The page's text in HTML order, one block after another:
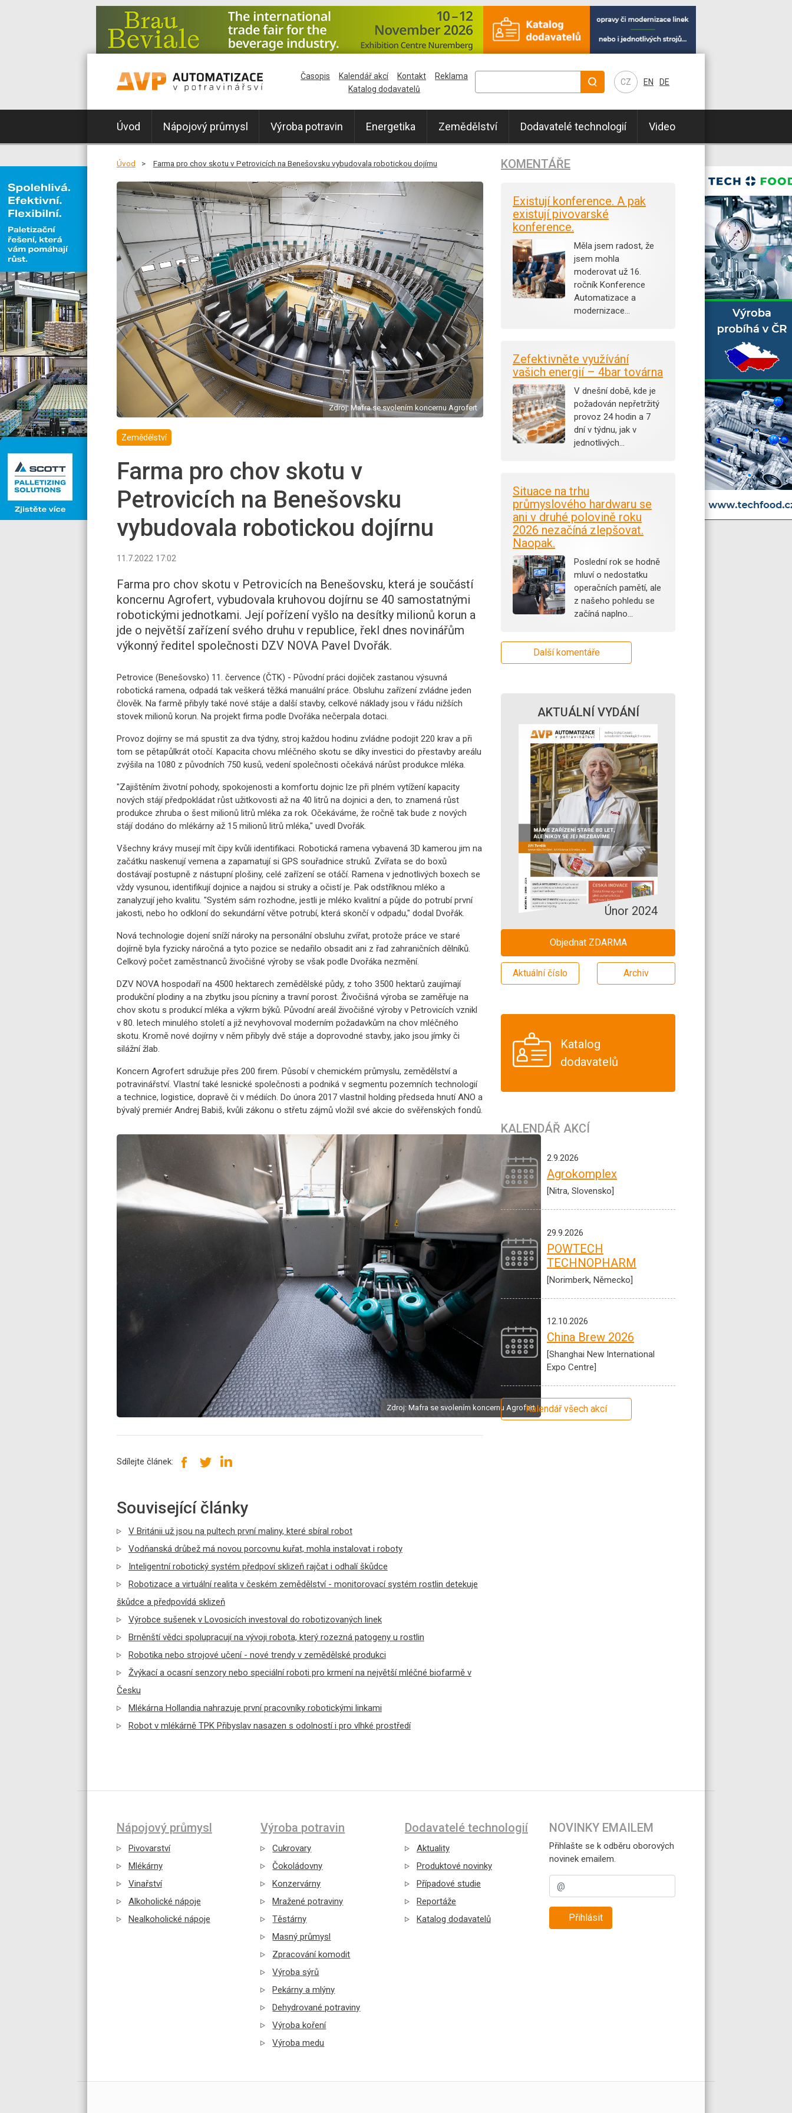
CZ EN DE
Úvod Nápojový průmysl Výroba potravin Energetika Zemědělství Dodavatelé technologií Video
Časopis Kalendář akcí Kontakt
Reklama
Katalog dodavatelů
Úvod Farma pro chov skotu v Petrovicích na Benešovsku vybudovala robotickou dojírnu
Zdroj: Mafra se svolením koncernu Agrofert
Zemědělství
Farma pro chov skotu v
Petrovicích na Benešovsku
vybudovala robotickou dojírnu
11.7.2022 17:02
Farma pro chov skotu v Petrovicích na Benešovsku, která je součástí
koncernu Agrofert, vybudovala kruhovou dojírnu se 40 samostatnými
robotickými jednotkami. Její pořízení vyšlo na desítky milionů korun a
jde o největší zařízení svého druhu v republice, řekl dnes novinářům
výkonný ředitel společnosti DZV NOVA Pavel Dvořák.
Petrovice (Benešovsko) 11. července (ČTK) - Původní práci dojiček zastanou výsuvná
robotická ramena, odpadá tak veškerá těžká manuální práce. Obsluhu zařízení zvládne jeden
člověk. Na farmě přibyly také nové stáje a další stavby, celkové náklady jsou v řádu nižších
stovek milionů korun. Na projekt firma podle Dvořáka nečerpala dotaci.
Provoz dojírny se má spustit za dva týdny, stroj každou hodinu zvládne podojit 220 krav a při
tom se pětapůlkrát otočí. Kapacita chovu mléčného skotu se díky investici do přestavby areálu
zvýšila na 1080 z původních 750 kusů, vedení společnosti očekává nárůst produkce mléka.
"Zajištěním životní pohody, spokojenosti a komfortu dojnic lze při plném vytížení kapacity
nových stájí předpokládat růst užitkovosti až na 40 litrů na dojnici a den, to znamená růst
produkce zhruba o šest milionů litrů mléka za rok. Očekáváme, že ročně tak bude z nových
stájí dodáno do mlékárny až 15 milionů litrů mléka," uvedl Dvořák.
Všechny krávy musejí mít čipy kvůli identifikaci. Robotická ramena vybavená 3D kamerou jim na
začátku naskenují vemena a zapamatují si GPS souřadnice struků. Zvířata se do boxů
dostávají postupně z nástupní plošiny, celé zařízení se otáčí. Ramena v jednotlivých boxech se
vždy vysunou, identifikují dojnice a najdou si struky a očistí je. Pak odstříknou mléko a
zanalyzují jeho kvalitu. "Systém sám rozhodne, jestli je mléko kvalitní a půjde do potrubí první
jakosti, nebo ho odkloní do sekundární větve potrubí, která skončí v odpadu," dodal Dvořák.
Nová technologie dojení sníží nároky na personální obsluhu zvířat, protože práce ve staré
dojírně byla fyzicky náročná a tyto pozice se nedařilo obsadit ani z řad zahraničních dělníků.
Celkový počet zaměstnanců živočišné výroby se však podle Dvořáka nezmění.
DZV NOVA hospodaří na 4500 hektarech zemědělské půdy, z toho 3500 hektarů zaujímají
produkční plodiny a na zbytku jsou pícniny a travní porost. Živočišná výroba se zaměřuje na
chov skotu s produkcí mléka a výkrm býků. Původní areál živočišné výroby v Petrovicích vznikl
v 80. letech minulého století a již nevyhovoval moderním požadavkům na chov mléčného
skotu. Kromě nové dojírny v něm přibyly dvě stáje a doprovodné stavby, jako jsou jímky či
silážní žlab.
Koncern Agrofert sdružuje přes 200 firem. Působí v chemickém průmyslu, zemědělství a
potravinářství. Vlastní také lesnické společnosti a podniká v segmentu pozemních technologií
a technice, logistice, dopravě či v médiích. Do února 2017 vlastnil holding předseda hnutí ANO a
bývalý premiér Andrej Babiš, kvůli zákonu o střetu zájmů vložil své akcie do svěřenských fondů.
Zdroj: Mafra se svolením koncernu Agrofert
Sdílejte článek:
Související články
V Británii už jsou na pultech první maliny, které sbíral robot
Vodňanská drůbež má novou porcovnu kuřat, mohla instalovat i roboty
Inteligentní robotický systém předpoví sklizeň rajčat i odhalí škůdce
Robotizace a virtuální realita v českém zemědělství - monitorovací systém rostlin detekuje
škůdce a předpovídá sklizeň
Výrobce sušenek v Lovosicích investoval do robotizovaných linek
Brněnští vědci spolupracují na vývoji robota, který rozezná patogeny u rostlin
Robotika nebo strojové učení - nové trendy v zemědělské produkci
Žvýkací a ocasní senzory nebo speciální roboti pro krmení na největší mléčné biofarmě v
Česku
Mlékárna Hollandia nahrazuje první pracovníky robotickými linkami
Robot v mlékárně TPK Přibyslav nasazen s odolností i pro vlhké prostředí
KOMENTÁŘE
Existují konference. A pak
existují pivovarské
konference.
Měla jsem radost, že
jsem mohla
moderovat už 16.
ročník Konference
Automatizace a
modernizace…
Zefektivněte využívání
vašich energií – 4bar továrna
V dnešní době, kde je
požadován nepřetržitý
provoz 24 hodin a 7
dní v týdnu, jak v
jednotlivých…
Situace na trhu
průmyslového hardwaru se
ani v druhé polovině roku
2026 nezačíná zlepšovat.
Naopak.
Poslední rok se hodně
mluví o nedostatku
operačních pamětí, ale
z našeho pohledu se
začíná naplno…
Další komentáře
AKTUÁLNÍ VYDÁNÍ
Únor 2024
Objednat ZDARMA
Aktuální číslo Archiv
Katalog
dodavatelů
KALENDÁŘ AKCÍ
2.9.2026
Agrokomplex
[Nitra, Slovensko]
29.9.2026
POWTECH
TECHNOPHARM
[Norimberk, Německo]
12.10.2026
China Brew 2026
[Shanghai New International
Expo Centre]
Kalendář všech akcí
Nápojový průmysl
Pivovarství
Mlékárny
Vinařství
Alkoholické nápoje
Nealkoholické nápoje
Výroba potravin
Cukrovary
Čokoládovny
Konzervárny
Mražené potraviny
Těstárny
Masný průmysl
Zpracování komodit
Výroba sýrů
Pekárny a mlýny
Dehydrované potraviny
Výroba koření
Výroba medu
Dodavatelé technologií
Aktuality
Produktové novinky
Případové studie
Reportáže
Katalog dodavatelů
NOVINKY EMAILEM
Přihlašte se k odběru oborových
novinek emailem.
Přihlásit